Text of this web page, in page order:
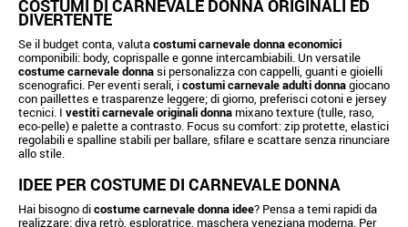
COSTUMI DI CARNEVALE DONNA ORIGINALI ED
DIVERTENTE
Se il budget conta, valutacostumi carnevale donna economici
componibili: body, coprispalle e gonne intercambiabili. Un versatile
costume carnevale donnasi personalizza con cappelli, guanti e gioielli
scenografici. Per eventi serali, icostumi carnevale adulti donnagiocano
con paillettes e trasparenze leggere; di giorno, preferisci cotoni e jersey
tecnici. I vestiti carnevale originali donnamixano texture (tulle, raso,
eco-pelle) e palette a contrasto. Focus su comfort: zip protette, elastici
regolabili e spalline stabili per ballare, sfilare e scattare senza rinunciare
allo stile.
IDEE PER COSTUME DI CARNEVALE DONNA
Hai bisogno dicostume carnevale donna idee? Pensa a temi rapidi da
realizzare: diva retrò, esploratrice, maschera veneziana moderna. Per